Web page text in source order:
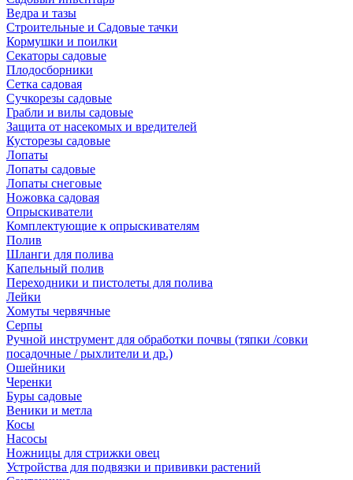
Ведра и тазы
Строительные и Садовые тачки
Кормушки и поилки
Секаторы садовые
Плодосборники
Сетка садовая
Сучкорезы садовые
Грабли и вилы садовые
Защита от насекомых и вредителей
Кусторезы садовые
Лопаты
Лопаты садовые
Лопаты снеговые
Ножовка садовая
Опрыскиватели
Комплектующие к опрыскивателям
Полив
Шланги для полива
Капельный полив
Переходники и пистолеты для полива
Лейки
Хомуты червячные
Серпы
Ручной инструмент для обработки почвы (тяпки /совки
посадочные / рыхлители и др.)
Ошейники
Черенки
Буры садовые
Веники и метла
Косы
Насосы
Ножницы для стрижки овец
Устройства для подвязки и прививки растений